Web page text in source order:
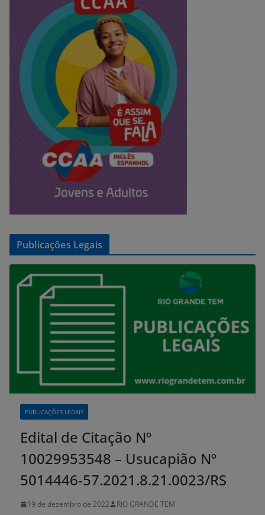
Publicações Legais
PUBLICAÇÕES LEGAIS
Edital de Citação Nº
10029953548 – Usucapião Nº
5014446-57.2021.8.21.0023/RS
19 de dezembro de 2022 RIO GRANDE TEM